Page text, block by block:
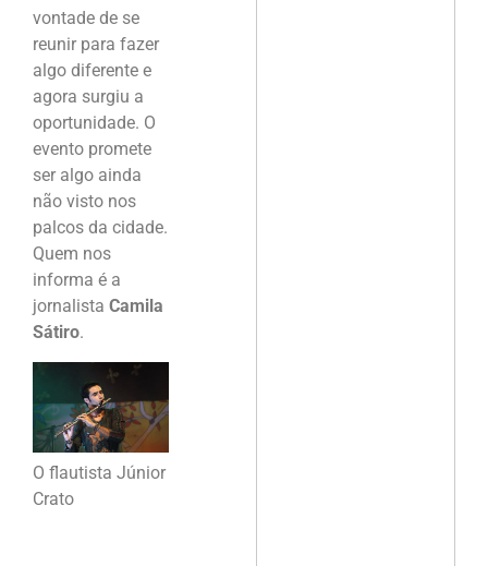
vontade de se
reunir para fazer
algo diferente e
agora surgiu a
oportunidade. O
evento promete
ser algo ainda
não visto nos
palcos da cidade.
Quem nos
informa é a
jornalista Camila
Sátiro.
O flautista Júnior
Crato